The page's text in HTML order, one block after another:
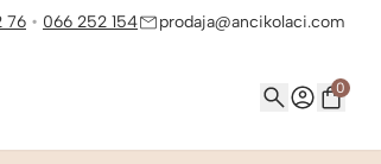
76 • 066 252 154 prodaja@ancikolaci.com
0